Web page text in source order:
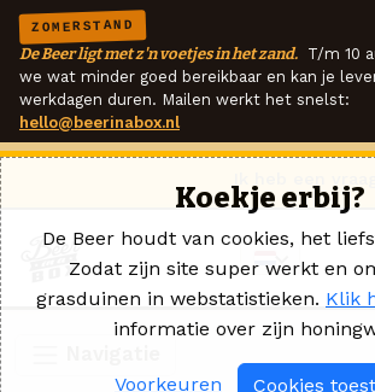
ZOMERSTAND
De Beer ligt met z'n voetjes in het zand. T/m 10
we wat minder goed bereikbaar en kan je
werkdagen duren. Mailen werkt het snelst:
hello@beerinabox.nl
Koekje erbij?
De Beer houdt van cookies, het
Zodat zijn site super werkt en
grasduinen in webstatistieken. Klik
informatie over zijn
Voorkeuren Cookies